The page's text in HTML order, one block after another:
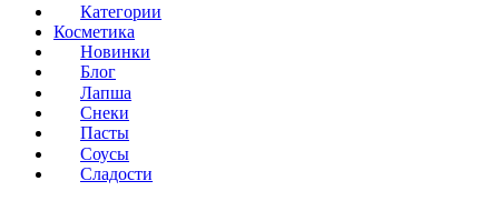
Категории
Косметика
Новинки
Блог
Лапша
Снеки
Пасты
Соусы
Сладости